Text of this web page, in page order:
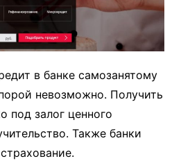
в банке самозанятому
невозможно. Получить
под залог ценного
Также банки